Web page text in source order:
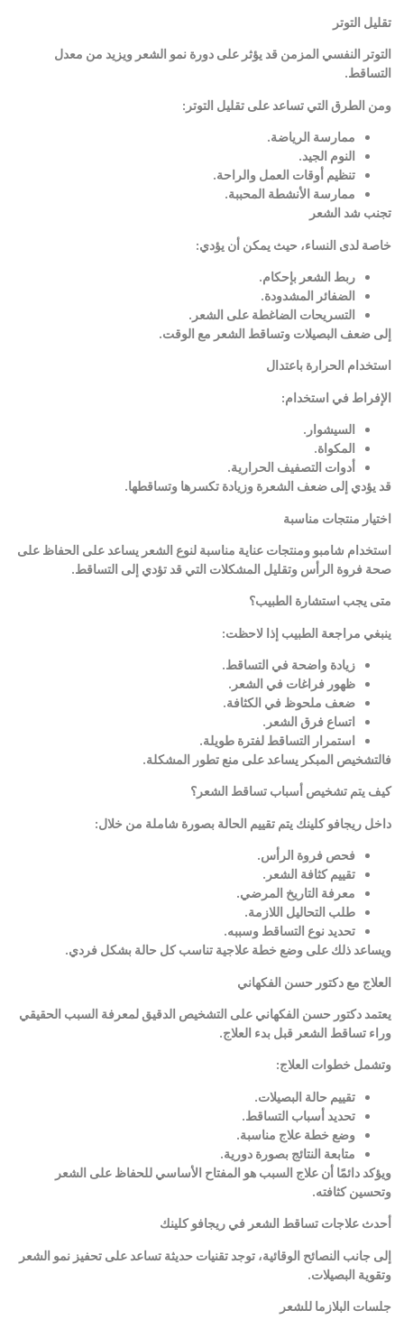
تقليل التوتر
التوتر النفسي المزمن قد يؤثر على دورة نمو الشعر ويزيد من معدل
التساقط.
ومن الطرق التي تساعد على تقليل التوتر :
ممارسة الرياضة.
النوم الجيد.
تنظيم أوقات العمل والراحة.
ممارسة الأنشطة المحببة.
تجنب شد الشعر
خاصة لدى النساء، حيث يمكن أن يؤدي:
ربط الشعر بإحكام.
الضفائر المشدودة.
التسريحات الضاغطة على الشعر .
إلى ضعف البصيلات وتساقط الشعر مع الوقت.
استخدام الحرارة باعتدال
الإفراط في استخدام:
السيشوار .
المكواة.
أدوات التصفيف الحرارية.
قد يؤدي إلى ضعف الشعرة وزيادة تكسرها وتساقطها.
اختيار منتجات مناسبة
استخدام شامبو ومنتجات عناية مناسبة لنوع الشعر يساعد على الحفاظ على
صحة فروة الرأس وتقليل المشكلات التي قد تؤدي إلى التساقط.
متى يجب استشارة الطبيب؟
ينبغي مراجعة الطبيب إذا لاحظت:
زيادة واضحة في التساقط.
ظهور فراغات في الشعر .
ضعف ملحوظ في الكثافة.
اتساع فرق الشعر .
استمرار التساقط لفترة طويلة.
فالتشخيص المبكر يساعد على منع تطور المشكلة.
كيف يتم تشخيص أسباب تساقط الشعر؟
داخل ريجافو كلينك يتم تقييم الحالة بصورة شاملة من خلال:
فحص فروة الرأس.
تقييم كثافة الشعر .
معرفة التاريخ المرضي.
طلب التحاليل اللازمة.
تحديد نوع التساقط وسببه.
ويساعد ذلك على وضع خطة علاجية تناسب كل حالة بشكل فردي.
العلاج مع دكتور حسن الفكهاني
يعتمد دكتور حسن الفكهاني على التشخيص الدقيق لمعرفة السبب الحقيقي
وراء تساقط الشعر قبل بدء العلاج.
وتشمل خطوات العلاج:
تقييم حالة البصيلات.
تحديد أسباب التساقط.
وضع خطة علاج مناسبة.
متابعة النتائج بصورة دورية.
ويؤكد دائمًا أن علاج السبب هو المفتاح الأساسي للحفاظ على الشعر
وتحسين كثافته.
أحدث علاجات تساقط الشعر في ريجافو كلينك
إلى جانب النصائح الوقائية، توجد تقنيات حديثة تساعد على تحفيز نمو الشعر
وتقوية البصيلات.
جلسات البلازما للشعر